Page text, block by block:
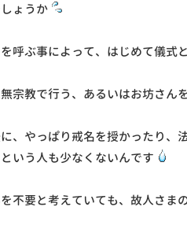
ょうか
呼ぶ事によって、はじめて儀
宗教で行う、あるいはお坊さん
、やっぱり戒名を授かったり、
いう人も少なくないんです
不要と考えていても、故人さま